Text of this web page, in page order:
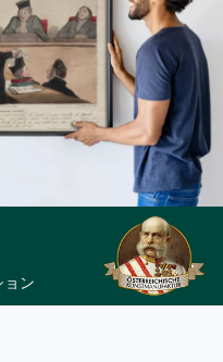
油絵、木のそばの立ち姿のヌー
ド。
ョン